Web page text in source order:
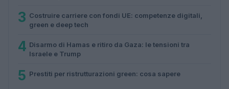
3 Costruire carriere con fondi UE: competenze digitali,
green e deep tech
4 Disarmo di Hamas e ritiro da Gaza: le tensioni tra
Israele e Trump
5 Prestiti per ristrutturazioni green: cosa sapere